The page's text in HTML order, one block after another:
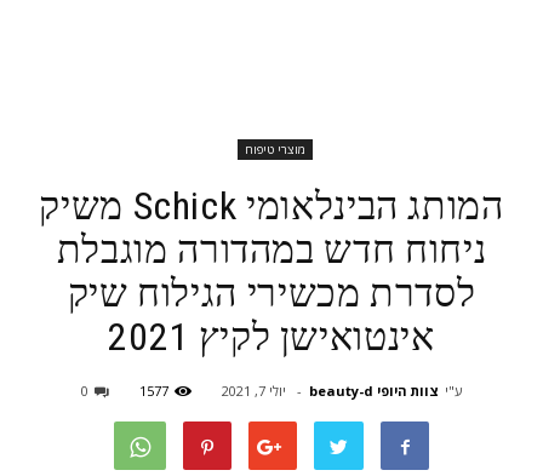
מוצרי טיפוח
המותג הבינלאומי Schick משיק
ניחוח חדש במהדורה מוגבלת
לסדרת מכשירי הגילוח שיק
אינטואישן לקיץ 2021
ע"י צוות היופי beauty-d - יולי 7, 2021 1577
0